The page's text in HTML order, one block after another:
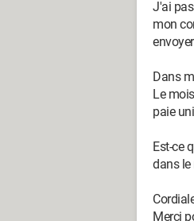
J'ai
mon
Dans
Le
paie
Est-ce
dans le
Merci